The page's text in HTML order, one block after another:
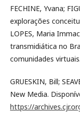
FECHINE, Yvana;
explorações
LOPES, Maria
transmidiática no
comunidades
GRUESKIN, Bill;
New Media.
https://